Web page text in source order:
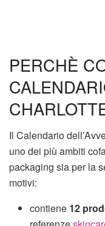
PERCHÈ
Il Calendario
uno dei più ambiti
packaging sia per la
motivi:
contiene 12